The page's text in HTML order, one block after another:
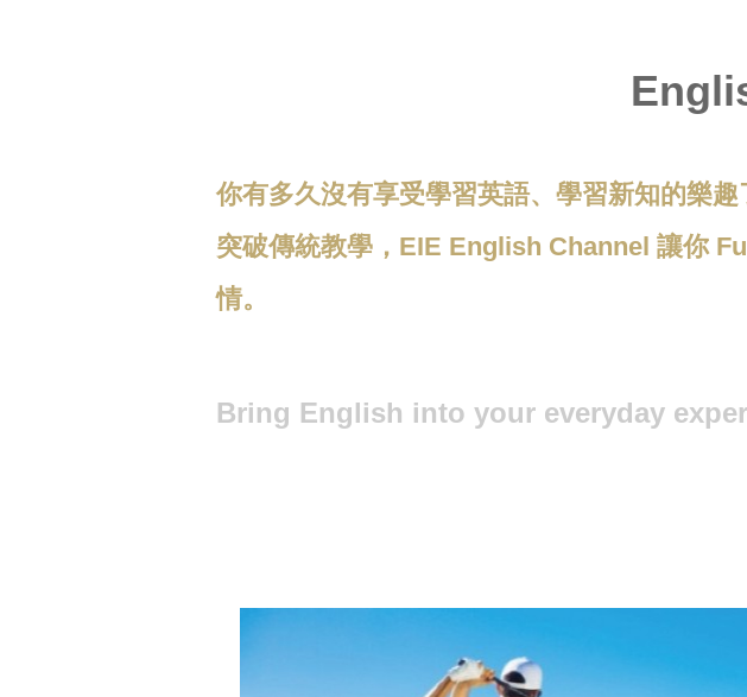
你有多久沒有享受學習英語、學習新知的樂趣
突破傳統教學，EIE English Channel 讓你
情。
Bring English into your everyday